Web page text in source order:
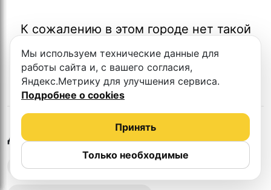
К сожалению в этом городе нет такой
Другие студии в Оренбурге
Выездная запись подкастов
Мы используем технические данные для
работы сайта и, с вашего согласия,
Яндекс.Метрику для улучшения сервиса.
Подробнее о cookies
Только необходимые
Принять